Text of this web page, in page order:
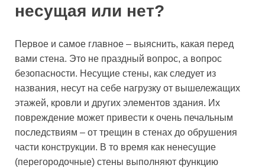
несущая или нет?
Первое и самое главное – выяснить, какая перед
вами стена. Это не праздный вопрос, а вопрос
безопасности. Несущие стены, как следует из
названия, несут на себе нагрузку от вышележащих
этажей, кровли и других элементов здания. Их
повреждение может привести к очень печальным
последствиям – от трещин в стенах до обрушения
части конструкции. В то время как ненесущие
(перегородочные) стены выполняют функцию